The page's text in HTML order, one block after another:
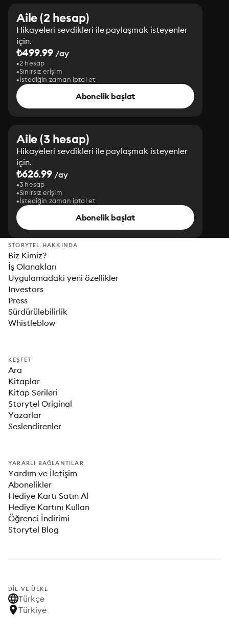
Aile (2 hesap)
Hikayeleri sevdikleri ile paylaşmak isteyenler
için.
₺499.99 /ay
2 hesap
Sınırsız erişim
İstediğin zaman iptal et
Abonelik başlat
Aile (3 hesap)
Hikayeleri sevdikleri ile paylaşmak isteyenler
için.
₺626.99 /ay
3 hesap
Sınırsız erişim
İstediğin zaman iptal et
Abonelik başlat
STORYTEL HAKKINDA
Biz Kimiz?
İş Olanakları
Uygulamadaki yeni özellikler
Investors
Press
Sürdürülebilirlik
Whistleblow
KEŞFET
Ara
Kitaplar
Kitap Serileri
Storytel Original
Yazarlar
Seslendirenler
YARARLI BAĞLANTILAR
Yardım ve İletişim
Abonelikler
Hediye Kartı Satın Al
Hediye Kartını Kullan
Öğrenci İndirimi
Storytel Blog
DIL VE ÜLKE
Türkçe
Türkiye